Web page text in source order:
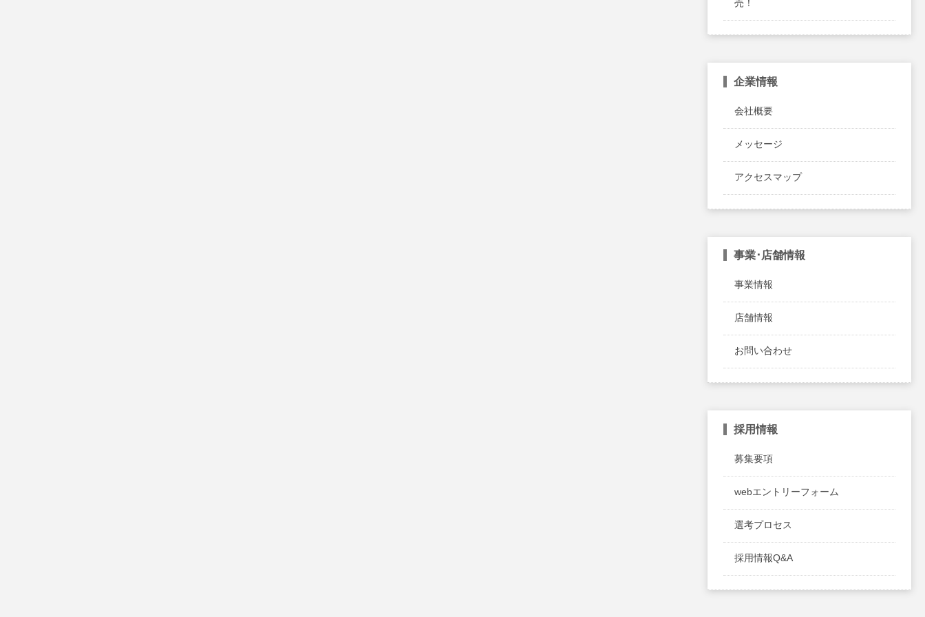
売！
企業情報
会社概要
メッセージ
アクセスマップ
事業･店舗情報
事業情報
店舗情報
お問い合わせ
採用情報
募集要項
webエントリーフォーム
選考プロセス
採用情報Q&A